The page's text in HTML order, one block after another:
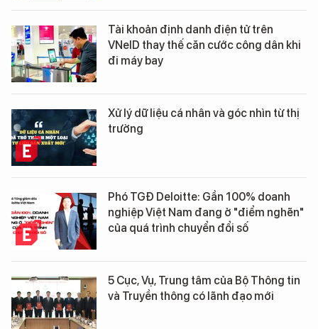
Tài khoản định danh điện tử trên
VNeID thay thế căn cước công dân khi
đi máy bay
Xử lý dữ liệu cá nhân và góc nhìn từ thị
trường
Phó TGĐ Deloitte: Gần 100% doanh
nghiệp Việt Nam đang ở "điểm nghẽn"
của quá trình chuyển đổi số
5 Cục, Vụ, Trung tâm của Bộ Thông tin
và Truyền thông có lãnh đạo mới